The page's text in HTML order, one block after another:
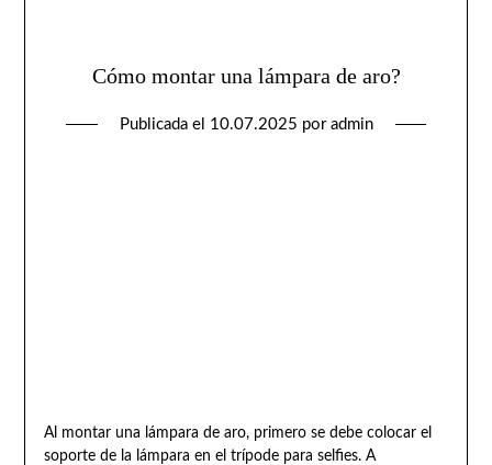
Cómo montar una lámpara de aro?
Publicada el 10.07.2025 por admin
Al montar una lámpara de aro, primero se debe colocar el
soporte de la lámpara en el trípode para selfies. A